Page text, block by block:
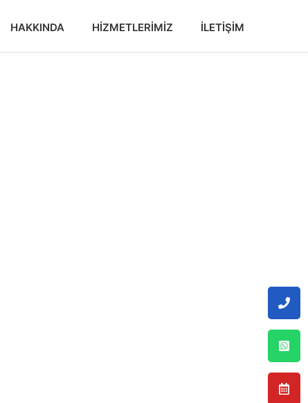
HAKKINDA HIZMETLERIMIZ İLETIŞIM